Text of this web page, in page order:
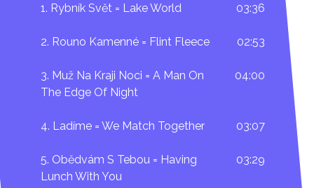
1. Rybník Svět = Lake World 03:36
2. Rouno Kamenné = Flint Fleece 02:53
3. Muž Na Kraji Noci = A Man On
The Edge Of Night
04:00
4. Ladíme = We Match Together 03:07
5. Obědvám S Tebou = Having
Lunch With You
03:29